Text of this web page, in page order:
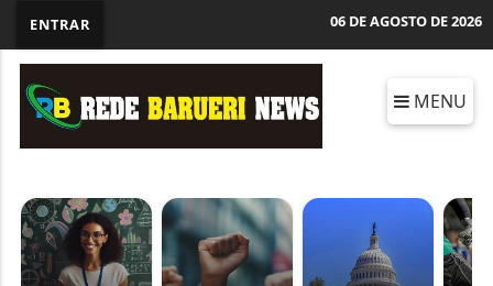
ENTRAR 06 DE AGOSTO DE 2026
MENU